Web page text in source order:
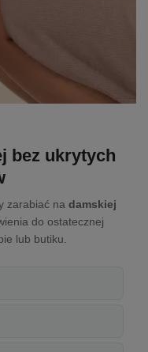
bez ukrytych
zarabiać na damskiej
do ostatecznej
lub butiku.